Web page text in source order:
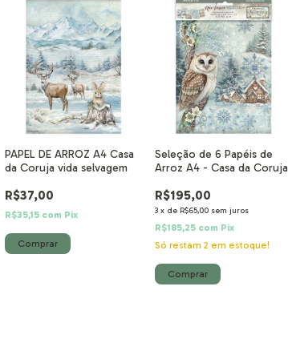
PAPEL DE ARROZ A4 Casa
da Coruja vida selvagem
R$37,00
R$35,15 com Pix
Seleção de 6 Papéis de
Arroz A4 - Casa da Coruja
R$195,00
3 x de R$65,00 sem juros
R$185,25 com Pix
Só restam2 em estoque!